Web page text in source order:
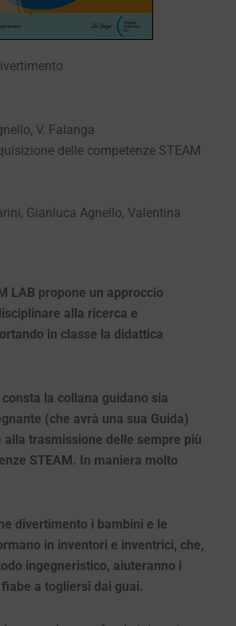
V. Falanga
delle competenze STEAM
Gianluca Agnello, Valentina
LAB propone un approccio
alla ricerca e
in classe la didattica
la collana guidano sia
(che avrà una sua Guida)
alla trasmissione delle sempre più
STEAM. In maniera molto
divertimento i bambini e le
in inventori e inventrici, che,
ingegneristico, aiuteranno i
a togliersi dai guai.